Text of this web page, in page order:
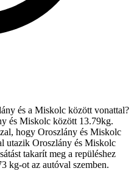
és a Miskolc között vonattal?
és Miskolc között 13.79kg.
hogy Oroszlány és Miskolc
utazik Oroszlány és Miskolc
takarít meg a repüléshez
kg-ot az autóval szemben.